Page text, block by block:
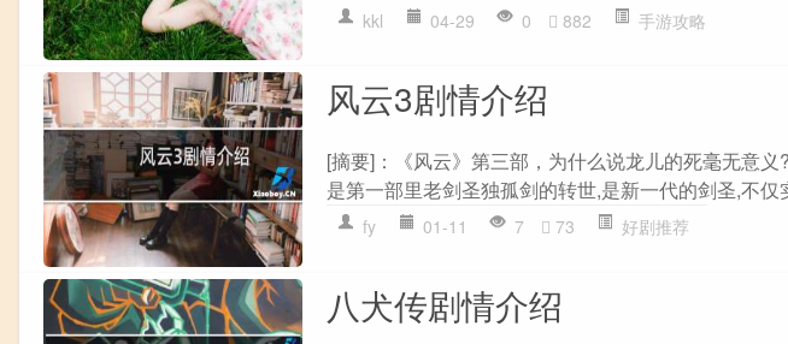
kkl 04-29 0 882 手游攻略
风云3剧情介绍
[摘要]：《风云》第三部，为什么说龙儿的死毫无意
是第一部里老剑圣独孤剑的转世,是新一代的剑圣,不仅
fy 01-11 7 73 好剧推荐
八犬传剧情介绍